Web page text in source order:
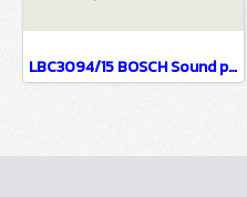
LBC3094/15 BOSCH Sound projector loudspeaker, 10W / Sound System for Ballroom & Seminar Hall / Meeting room & Conference Room